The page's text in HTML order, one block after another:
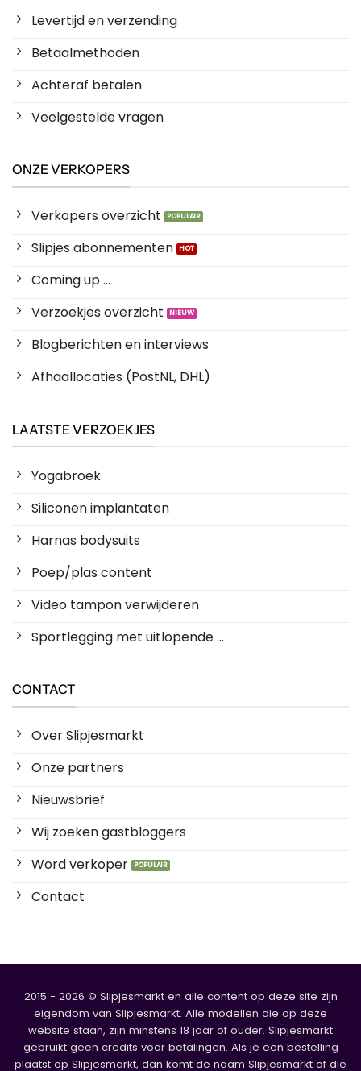
Levertijd en verzending
Betaalmethoden
Achteraf betalen
Veelgestelde vragen
ONZE VERKOPERS
Verkopers overzicht
Slipjes abonnementen
Coming up ...
Verzoekjes overzicht
Blogberichten en interviews
Afhaallocaties (PostNL, DHL)
LAATSTE VERZOEKJES
Yogabroek
Siliconen implantaten
Harnas bodysuits
Poep/plas content
Video tampon verwijderen
Sportlegging met uitlopende ...
CONTACT
Over Slipjesmarkt
Onze partners
Nieuwsbrief
Wij zoeken gastbloggers
Word verkoper
Contact
2015 - 2026 © Slipjesmarkt en alle content op deze site zijn
eigendom van Slipjesmarkt. Alle modellen die op deze
website staan, zijn minstens 18 jaar of ouder. Slipjesmarkt
gebruikt geen credits voor betalingen. Als je een bestelling
plaatst op Slipjesmarkt, dan komt de naam Slipjesmarkt of die